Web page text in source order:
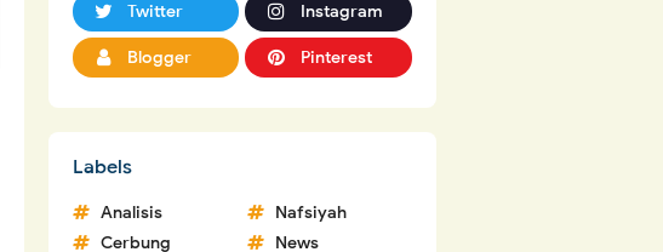
Twitter Instagram
Blogger Pinterest
Labels
Analisis
Cerbung
Nafsiyah
News